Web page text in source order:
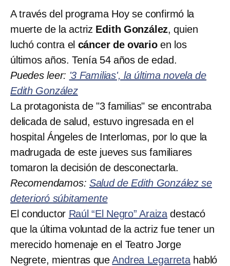
A través del programa Hoy se confirmó la
muerte de la actriz Edith González, quien
luchó contra el cáncer de ovarioen los
últimos años. Tenía 54 años de edad.
Puedes leer: '3 Familias', la última novela de
Edith González
La protagonista de "3 familias" se encontraba
delicada de salud, estuvo ingresada en el
hospital Ángeles de Interlomas, por lo que la
madrugada de este jueves sus familiares
tomaron la decisión de desconectarla.
Recomendamos: Salud de Edith González se
deterioró súbitamente
El conductor Raúl “El Negro” Araiza destacó
que la última voluntad de la actriz fue tener un
merecido homenaje en el Teatro Jorge
Negrete, mientras queAndrea Legarretahabló